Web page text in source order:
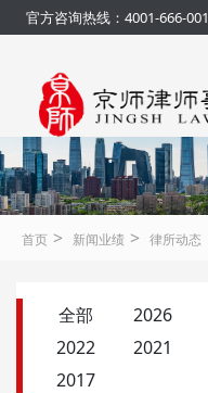
官方咨询热线：4001-666-001
首页 > 新闻业绩 > 律所动态
全部 2026
2022
2021
2017